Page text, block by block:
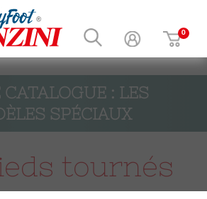
CATALOGUE : LES
SPÉCIAUX
tournés